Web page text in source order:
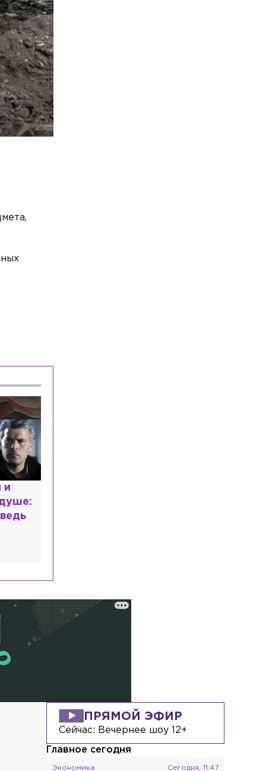
с напрасным
почему мир
в высшем
ПРЯМОЙ ЭФИР
Сейчас: Вечернее шоу 12+
Главное сегодня
Экономика Сегодня, 11:47